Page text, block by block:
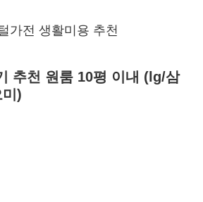
가전 생활미용 추천
추천 원룸 10평 이내 (lg/삼
)